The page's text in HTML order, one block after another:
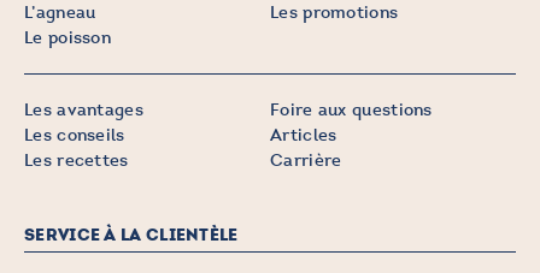
L’agneau
Le poisson
Les promotions
Les avantages
Les conseils
Les recettes
Foire aux questions
Articles
Carrière
SERVICE À LA CLIENTÈLE